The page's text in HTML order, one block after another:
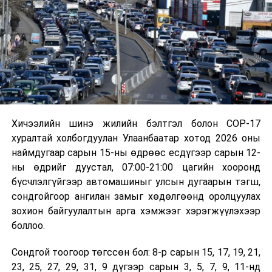
Хичээлийн шинэ жилийн бэлтгэл болон COP-17
хуралтай холбогдуулан Улаанбаатар хотод 2026 оны
наймдугаар сарын 15-ны өдрөөс есдүгээр сарын 12-
ны өдрийг дуустал, 07:00-21:00 цагийн хооронд
бүсчлэлгүйгээр автомашиныг улсын дугаарын тэгш,
сондгойгоор ангилан замыг хөдөлгөөнд оролцуулах
зохион байгуулалтын арга хэмжээг хэрэгжүүлэхээр
боллоо.
Сондгой тоогоор төгссөн бол: 8-р сарын 15, 17, 19, 21,
23, 25, 27, 29, 31, 9 дүгээр сарын 3, 5, 7, 9, 11-нд